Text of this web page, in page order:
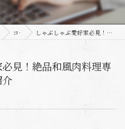
コラム しゃぶしゃぶ愛好家必見！絶品和風肉料理専門店の味わいをご紹介
見！絶品和風肉料理専